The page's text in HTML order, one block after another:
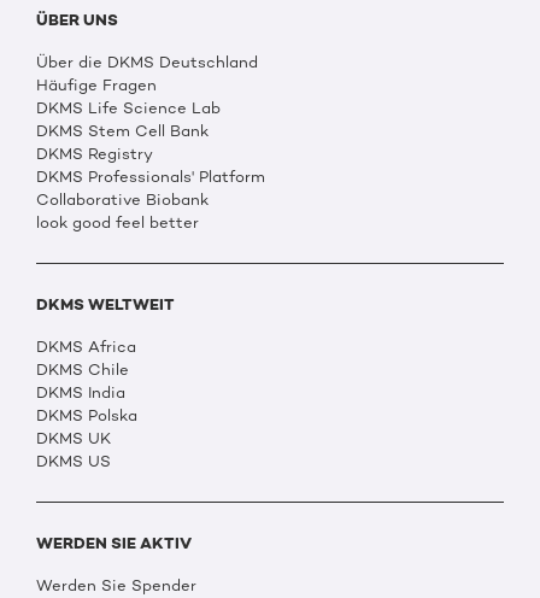
ÜBER UNS
Über die DKMS Deutschland
Häufige Fragen
DKMS Life Science Lab
DKMS Stem Cell Bank
DKMS Registry
DKMS Professionals' Platform
Collaborative Biobank
look good feel better
DKMS WELTWEIT
DKMS Africa
DKMS Chile
DKMS India
DKMS Polska
DKMS UK
DKMS US
WERDEN SIE AKTIV
Werden Sie Spender